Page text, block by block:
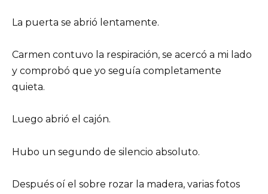
La puerta se abrió lentamente.
Carmen contuvo la respiración, se acercó a mi lado
y comprobó que yo seguía completamente
quieta.
Luego abrió el cajón.
Hubo un segundo de silencio absoluto.
Después oí el sobre rozar la madera, varias fotos